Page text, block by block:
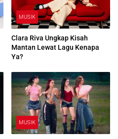
MUSIK
Clara Riva Ungkap Kisah
Mantan Lewat Lagu Kenapa
Ya?
MUSIK